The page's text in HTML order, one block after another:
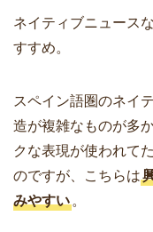
ネイティブニュース
すすめ。
スペイン語圏のネイ
造が複雑なものが多
クな表現が使われて
のですが、こちらは
みやすい。